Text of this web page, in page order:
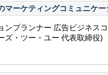
ーケティングコミュニケー
ンプランナー 広告ビジネス
ズ・ツー・ユー 代表取締役)